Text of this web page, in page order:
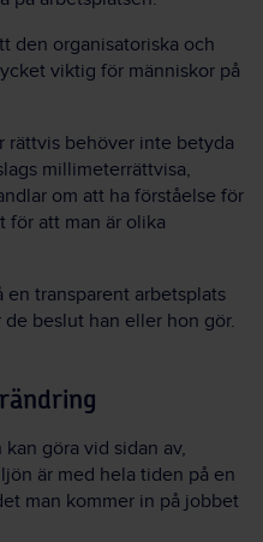
den organisatoriska och
viktig för människor på
rättvis behöver inte betyda
millimeterrättvisa,
om att ha förståelse för
för att man är olika
en transparent arbetsplats
beslut han eller hon gör.
göra vid sidan av,
är med hela tiden på en
man kommer in på jobbet